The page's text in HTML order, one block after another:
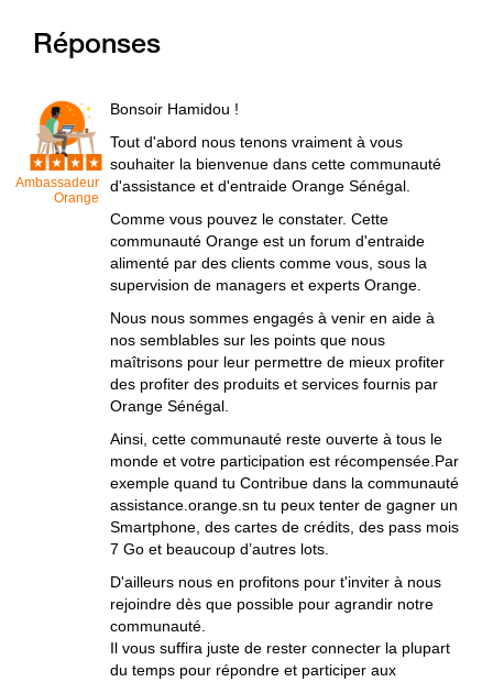
Réponses
Ambassadeur
Orange
Bonsoir Hamidou !
Tout d'abord nous tenons vraiment à vous
souhaiter la bienvenue dans cette communauté
d'assistance et d'entraide Orange Sénégal.
Comme vous pouvez le constater. Cette
communauté Orange est un forum d'entraide
alimenté par des clients comme vous, sous la
supervision de managers et experts Orange.
Nous nous sommes engagés à venir en aide à
nos semblables sur les points que nous
maîtrisons pour leur permettre de mieux profiter
des profiter des produits et services fournis par
Orange Sénégal.
Ainsi, cette communauté reste ouverte à tous le
monde et votre participation est récompensée.Par
exemple quand tu Contribue dans la communauté
assistance.orange.sn tu peux tenter de gagner un
Smartphone, des cartes de crédits, des pass mois
7 Go et beaucoup d’autres lots.
D'ailleurs nous en profitons pour t'inviter à nous
rejoindre dès que possible pour agrandir notre
communauté.
Il vous suffira juste de rester connecter la plupart
du temps pour répondre et participer aux